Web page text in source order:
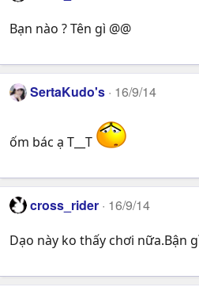
Bạn nào ? Tên gì @@
SertaKudo's 16/9/14
ốm bác ạ T__T
cross_rider 16/9/14
Dạo này ko thấy chơi nữa.Bận